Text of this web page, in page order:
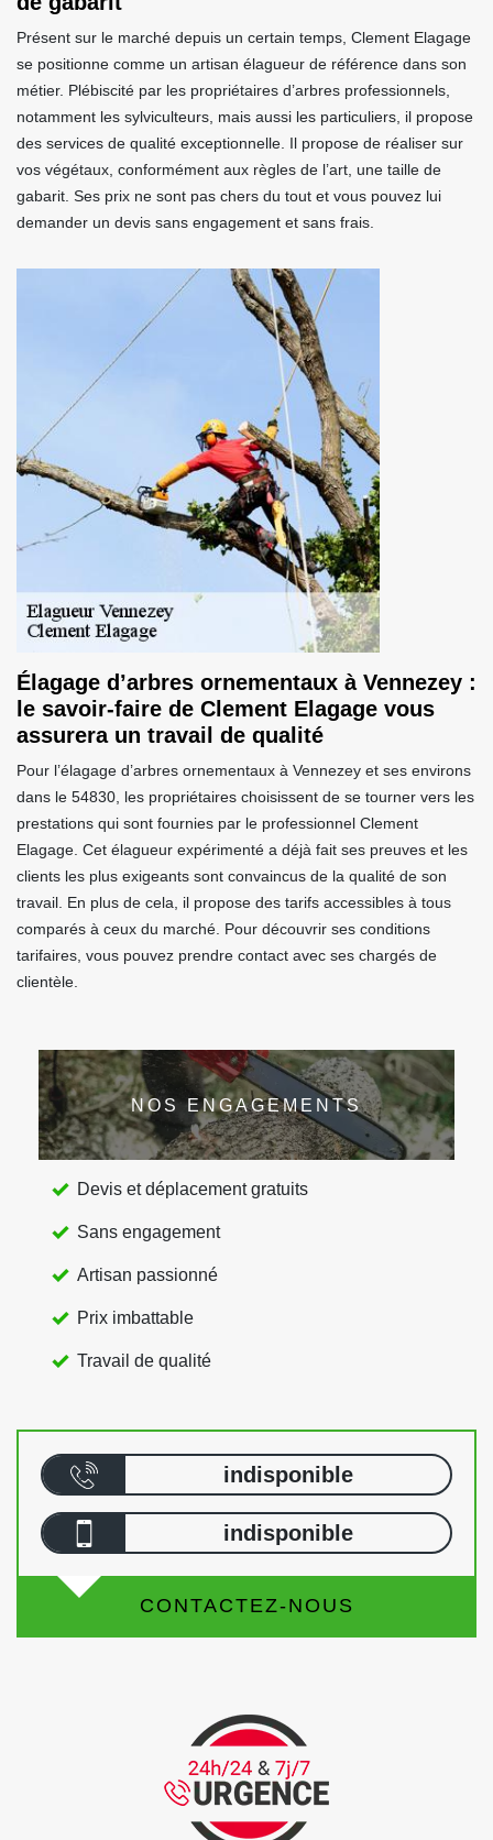
Présent sur le marché depuis un certain temps, Clement Elagage
se positionne comme un artisan élagueur de référence dans son
métier. Plébiscité par les propriétaires d’arbres professionnels,
notamment les sylviculteurs, mais aussi les particuliers, il propose
des services de qualité exceptionnelle. Il propose de réaliser sur
vos végétaux, conformément aux règles de l’art, une taille de
gabarit. Ses prix ne sont pas chers du tout et vous pouvez lui
demander un devis sans engagement et sans frais.
Élagage d’arbres ornementaux à Vennezey :
le savoir-faire de Clement Elagage vous
assurera un travail de qualité
Pour l’élagage d’arbres ornementaux à Vennezey et ses environs
dans le 54830, les propriétaires choisissent de se tourner vers les
prestations qui sont fournies par le professionnel Clement
Elagage. Cet élagueur expérimenté a déjà fait ses preuves et les
clients les plus exigeants sont convaincus de la qualité de son
travail. En plus de cela, il propose des tarifs accessibles à tous
comparés à ceux du marché. Pour découvrir ses conditions
tarifaires, vous pouvez prendre contact avec ses chargés de
clientèle.
NOS ENGAGEMENTS
Devis et déplacement gratuits
Sans engagement
Artisan passionné
Prix imbattable
Travail de qualité
indisponible
indisponible
CONTACTEZ-NOUS